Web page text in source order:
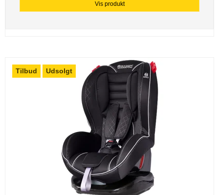
Vis produkt
Tilbud Udsolgt